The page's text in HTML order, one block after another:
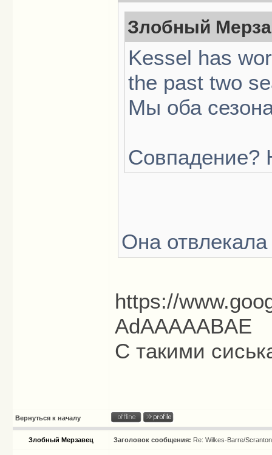
Злобный
Kessel has
the past two
Мы оба
Она
https://
AdAAAAABAE
С такими
Вернуться к началу
Злобный Мерзавец Заголовок сообщения: Re: Wilkes-Barre/